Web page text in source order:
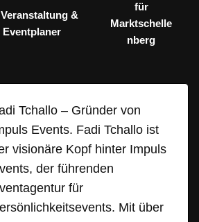
&
Eventplaner
für
Marktschelle
nberg
Tchallo – Gründer von
Events. Fadi Tchallo ist
visionäre Kopf hinter Impuls
der führenden
für
Mit über